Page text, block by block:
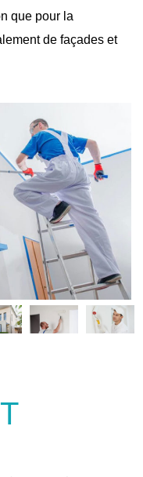
que pour la
de façades et